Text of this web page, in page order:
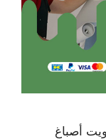
أصباغ